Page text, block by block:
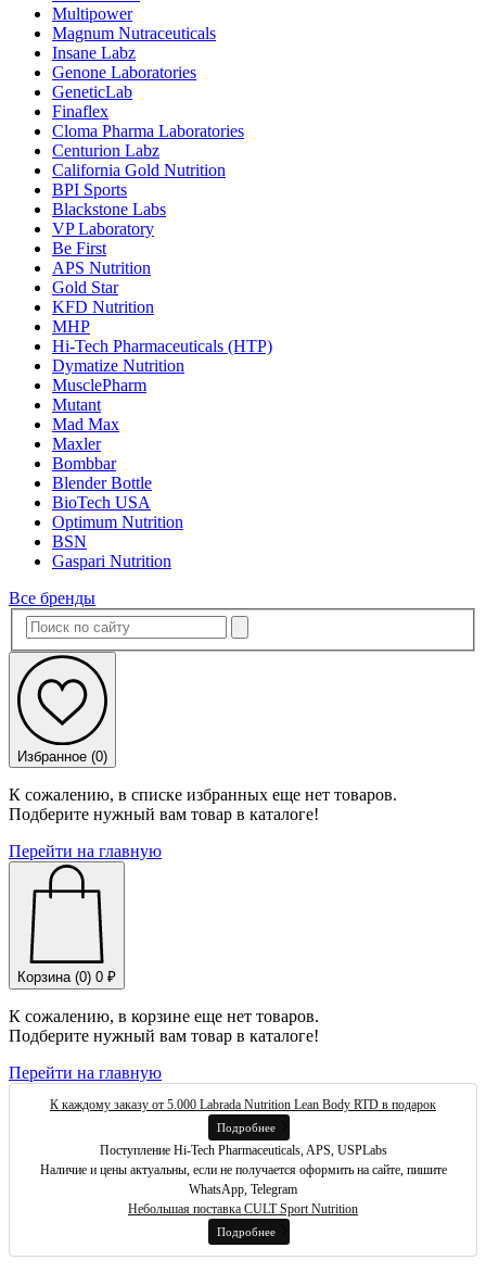
Multipower
Magnum Nutraceuticals
Insane Labz
Genone Laboratories
GeneticLab
Finaflex
Cloma Pharma Laboratories
Centurion Labz
California Gold Nutrition
BPI Sports
Blackstone Labs
VP Laboratory
Be First
APS Nutrition
Gold Star
KFD Nutrition
MHP
Hi-Tech Pharmaceuticals (HTP)
Dymatize Nutrition
MusclePharm
Mutant
Mad Max
Maxler
Bombbar
Blender Bottle
BioTech USA
Optimum Nutrition
BSN
Gaspari Nutrition
Все бренды
Избранное (0)
К сожалению, в списке избранных еще нет товаров.
Подберите нужный вам товар в каталоге!
Перейти на главную
Корзина (0) 0 ₽
К сожалению, в корзине еще нет товаров.
Подберите нужный вам товар в каталоге!
Перейти на главную
К каждому заказу от 5.000 Labrada Nutrition Lean Body RTD в подарок
Подробнее
Поступление Hi-Tech Pharmaceuticals, APS, USPLabs
Наличие и цены актуальны, если не получается оформить на сайте, пишите
WhatsApp, Telegram
Небольшая поставка CULT Sport Nutrition
Подробнее